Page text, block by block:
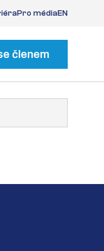
Pro médiaEN
členem